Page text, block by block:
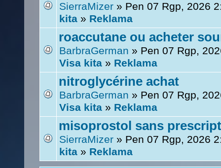
SierraMizer » Pen 07 Rgp, 2026
kita » Reklama
roaccutane ou acheter
BarbraGerman » Pen 07 Rgp,
Visa kita » Reklama
nitroglycérine achat
BarbraGerman » Pen 07 Rgp,
Visa kita » Reklama
misoprostol sans
SierraMizer » Pen 07 Rgp, 2026
kita » Reklama